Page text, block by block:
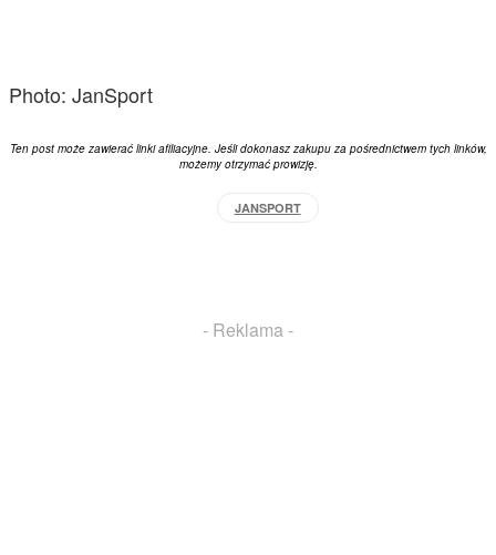
Photo: JanSport
Ten post może zawierać linki afiliacyjne. Jeśli dokonasz zakupu za pośrednictwem tych linków,
możemy otrzymać prowizję.
JANSPORT
- Reklama -